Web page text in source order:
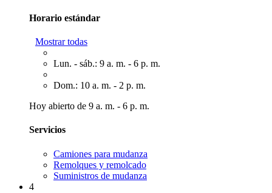
Horario estándar
Mostrar todas
Lun. - sáb.: 9 a. m. - 6 p. m.
Dom.: 10 a. m. - 2 p. m.
Hoy abierto de 9 a. m. - 6 p. m.
Servicios
Camiones para mudanza
Remolques y remolcado
Suministros de mudanza
4